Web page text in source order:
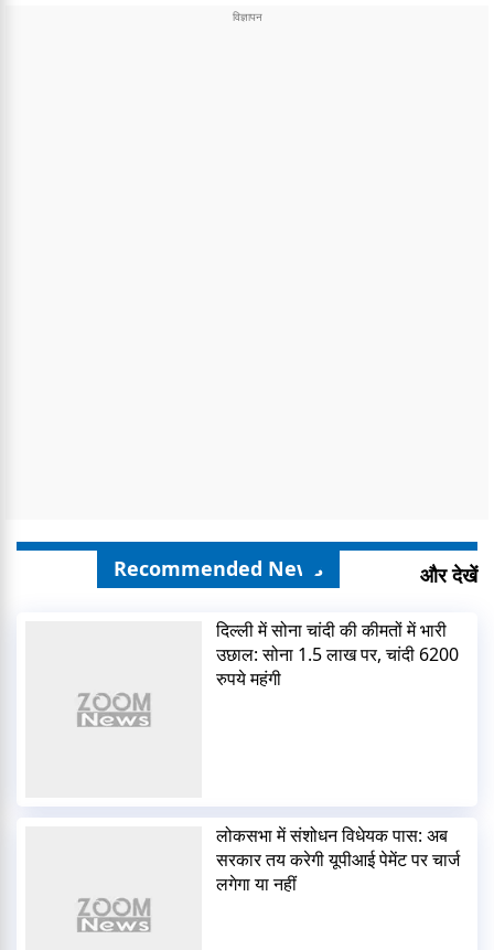
Recommended News और देखें
दिल्ली में सोना चांदी की कीमतों में भारी
उछाल: सोना 1.5 लाख पर, चांदी 6200
रुपये महंगी
लोकसभा में संशोधन विधेयक पास: अब
सरकार तय करेगी यूपीआई पेमेंट पर चार्ज
लगेगा या नहीं